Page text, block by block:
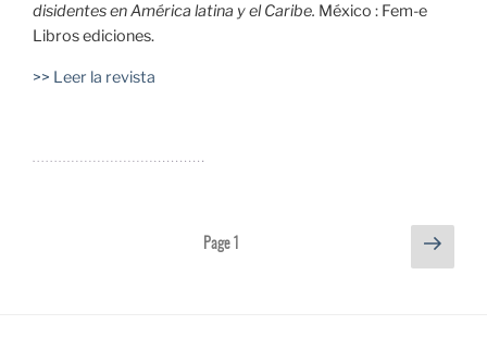
disidentes en América latina y el Caribe. México : Fem-e
Libros ediciones.
>> Leer la revista
Page
Page